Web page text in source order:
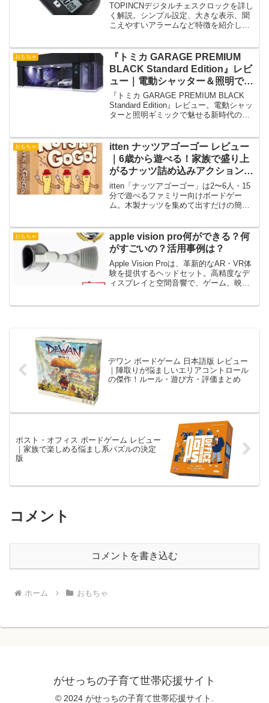
TOPINCNデジタルチェスクロックを詳し
く解説。シンプル設定、大きな表示、聞
こえやすいアラームなど特徴を紹介し、
おもちゃ
『トミカ GARAGE PREMIUM
BLACK Standard Edition』レビ
ュー｜電動シャッター＆照明で魅
せる新世代ガレージ
『トミカ GARAGE PREMIUM BLACK
Standard Edition』レビュー。電動シャッ
ターと照明ギミックで魅せる新時代のト
おもちゃ
itten ナッツアゴーゴー レビュー
｜6歳から遊べる！家族で盛り上
がるナッツ詰め込みアクションゲ
ーム
itten「ナッツアゴーゴー」は2〜6人・15
分で遊べるファミリー向けボードゲー
ム。木製ナッツを集めて出すだけの簡単
おもちゃ
apple vision pro何ができる？何
がすごいの？活用事例は？
Apple Vision Proは、革新的なAR・VR体
験を提供するヘッドセット。高精度なデ
ィスプレイと空間音響で、ゲーム、映
デワン ボードゲーム 日本語版 レビュー
｜陣取りが悩ましいエリアコントロール
の傑作！ルール・遊び方・評価まとめ
ポスト・オフィス ボードゲーム レビュー
｜家族で楽しめる悩まし系パズルの決定
版
コメント
コメントを書き込む
ホーム おもちゃ
がせっちの子育て世帯応援サイト
© 2024 がせっちの子育て世帯応援サイト.